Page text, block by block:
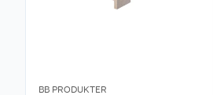
BB PRODUKTER